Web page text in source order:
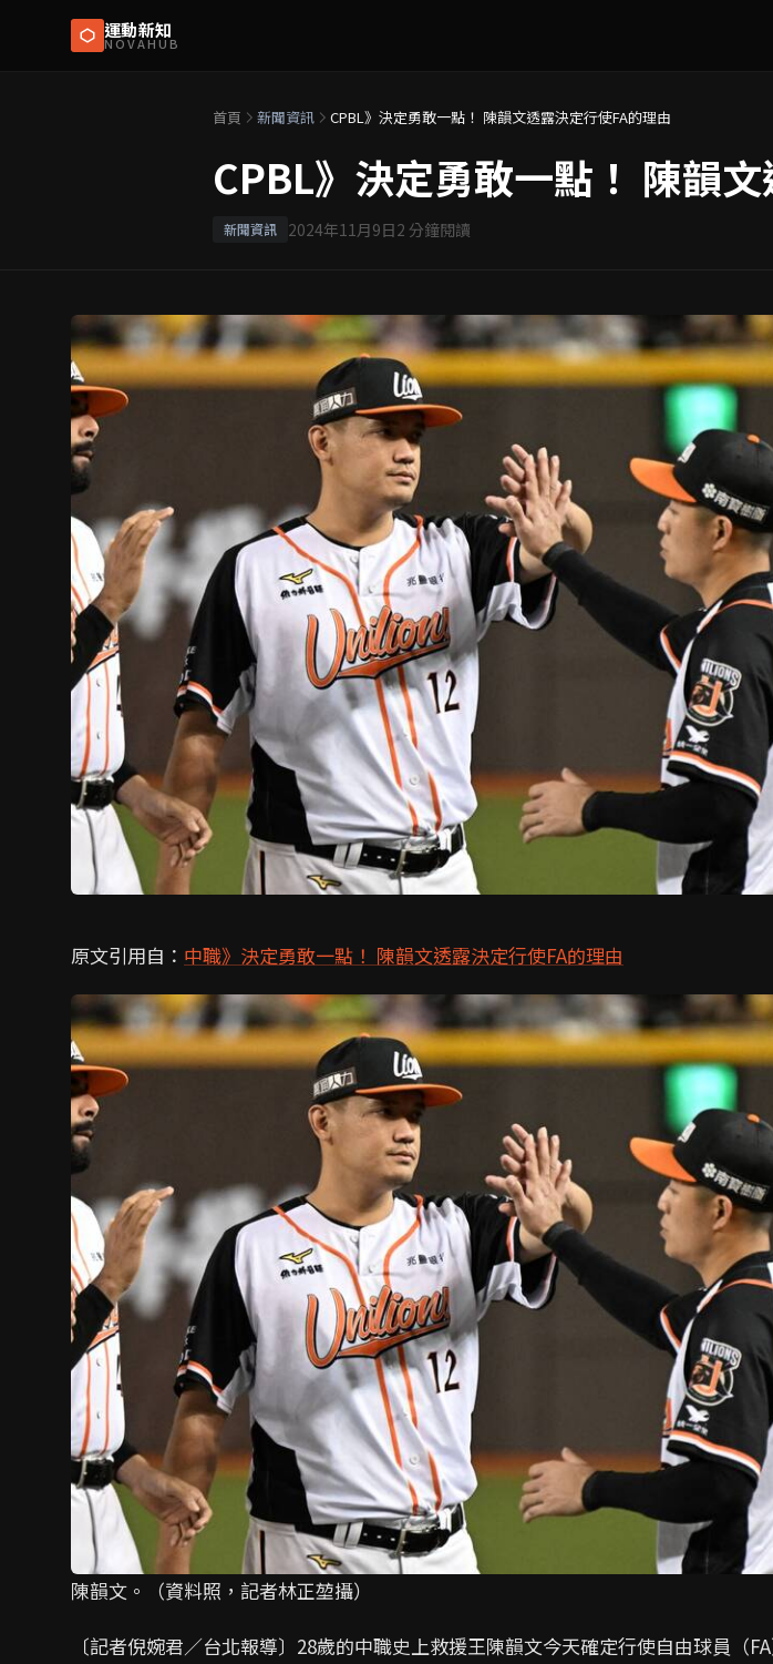
運動新知
NOVAHUB
首頁 新聞資訊 CPBL》決定勇敢一點！ 陳韻文透露決定行使FA的理由
CPBL》決定勇敢一點！ 陳韻
新聞資訊 2024年11月9日2 分鐘閱讀
原文引用自： 中職》決定勇敢一點！ 陳韻文透露決定行使FA的理由
陳韻文。（資料照，記者林正堃攝）
〔記者倪婉君／台北報導〕28歲的中職史上救援王陳韻文今天確定行使自由球員（